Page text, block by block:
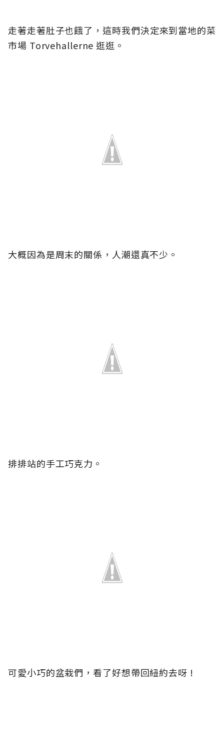
走著走著肚子也餓了，這時我們決定來到當地的菜
市場 Torvehallerne 逛逛。
大概因為是周末的關係，人潮還真不少。
排排站的手工巧克力。
可愛小巧的盆栽們，看了好想帶回紐約去呀 !